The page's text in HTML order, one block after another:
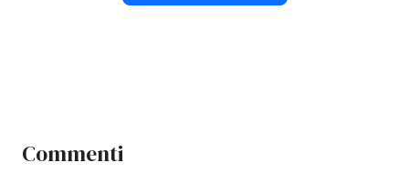
Commenti